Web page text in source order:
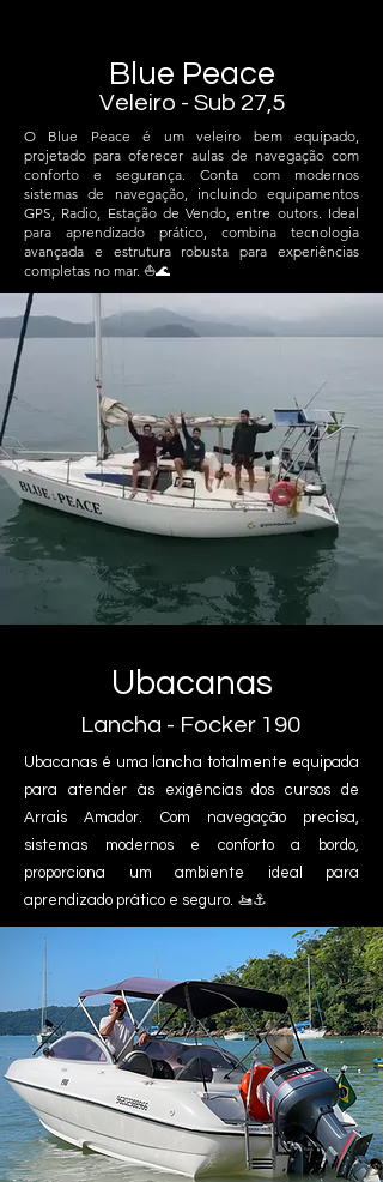
Blue Peace
Veleiro - Sub 27,5
O Blue Peace é um veleiro bem equipado,
projetado para oferecer aulas de navegação com
conforto e segurança. Conta com modernos
sistemas de navegação, incluindo equipamentos
GPS, Radio, Estação de Vendo, entre outors. Ideal
para aprendizado prático, combina tecnologia
avançada e estrutura robusta para experiências
completas no mar. ⛵🌊
Ubacanas
Lancha - Focker 190
Ubacanas é uma lancha totalmente equipada
para atender às exigências dos cursos de
Arrais Amador. Com navegação precisa,
sistemas modernos e conforto a bordo,
proporciona um ambiente ideal para
aprendizado prático e seguro. 🚤⚓